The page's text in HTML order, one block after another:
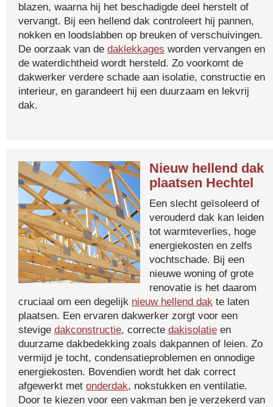
blazen, waarna hij het beschadigde deel herstelt of
vervangt. Bij een hellend dak controleert hij pannen,
nokken en loodslabben op breuken of verschuivingen.
De oorzaak van de daklekkages worden vervangen en
de waterdichtheid wordt hersteld. Zo voorkomt de
dakwerker verdere schade aan isolatie, constructie en
interieur, en garandeert hij een duurzaam en lekvrij
dak.
Nieuw hellend dak
plaatsen Hechtel
Een slecht geïsoleerd of
verouderd dak kan leiden
tot warmteverlies, hoge
energiekosten en zelfs
vochtschade. Bij een
nieuwe woning of grote
renovatie is het daarom
cruciaal om een degelijk nieuw hellend dak te laten
plaatsen. Een ervaren dakwerker zorgt voor een
stevige dakconstructie, correcte dakisolatie en
duurzame dakbedekking zoals dakpannen of leien. Zo
vermijd je tocht, condensatieproblemen en onnodige
energiekosten. Bovendien wordt het dak correct
afgewerkt met onderdak, nokstukken en ventilatie.
Door te kiezen voor een vakman ben je verzekerd van